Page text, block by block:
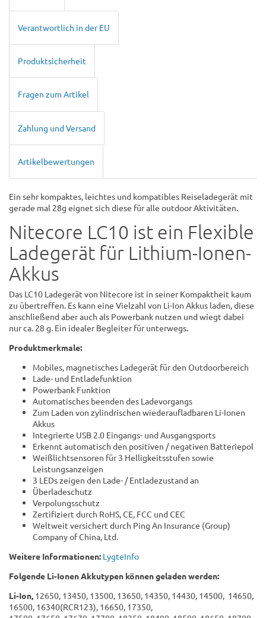
Verantwortlich in der EU
Produktsicherheit
Fragen zum Artikel
Zahlung und Versand
Artikelbewertungen
Ein sehr kompaktes, leichtes und kompatibles Reiseladegerät mit
gerade mal 28g eignet sich diese für alle outdoor Aktivitäten.
Nitecore LC10 ist ein Flexible
Ladegerät für Lithium-Ionen-
Akkus
Das LC10 Ladegerät von Nitecore ist in seiner Kompaktheit kaum
zu übertreffen. Es kann eine Vielzahl von Li-Ion Akkus laden, diese
anschließend aber auch als Powerbank nutzen und wiegt dabei
nur ca. 28 g. Ein idealer Begleiter für unterwegs.
Produktmerkmale:
Mobiles, magnetisches Ladegerät für den Outdoorbereich
Lade- und Entladefunktion
Powerbank Funktion
Automatisches beenden des Ladevorgangs
Zum Laden von zylindrischen wiederaufladbaren Li-Ionen
Akkus
Integrierte USB 2.0 Eingangs- und Ausgangsports
Erkennt automatisch den positiven / negativen Batteriepol
Weißlichtsensoren für 3 Helligkeitsstufen sowie
Leistungsanzeigen
3 LEDs zeigen den Lade- / Entladezustand an
Überladeschutz
Verpolungsschutz
Zertifiziert durch RoHS, CE, FCC und CEC
Weltweit versichert durch Ping An Insurance (Group)
Company of China, Ltd.
Weitere Informationen: LygteInfo
Folgende Li-Ionen Akkutypen können geladen werden:
Li-Ion, 12650, 13450, 13500, 13650, 14350, 14430, 14500, 14650,
16500, 16340(RCR123), 16650, 17350,